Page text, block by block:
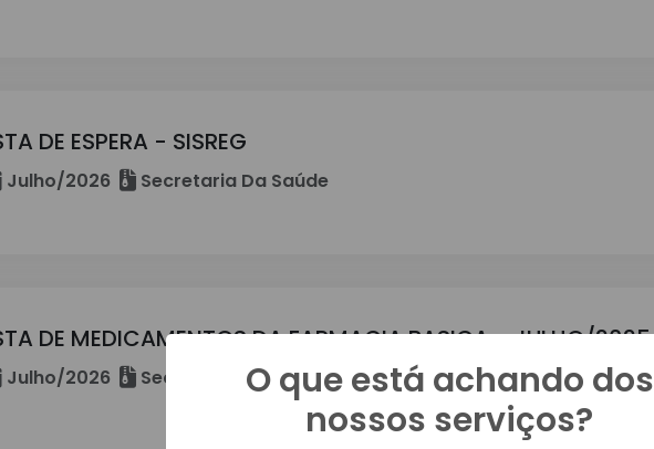
DE ESPERA - SISREG
Julho/2026 Secretaria Da Saúde
DE MEDICAMENTOS DA FARMACIA BASICA - JULHO/2025
Julho/2026 Secretaria Da SaúdeO que está achando dos
nossos serviços?